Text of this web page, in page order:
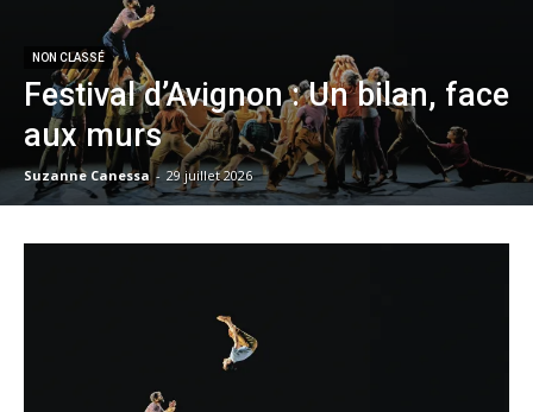
NON CLASSÉ
Festival d’Avignon : Un bilan, face
aux murs
Suzanne Canessa - 29 juillet 2026